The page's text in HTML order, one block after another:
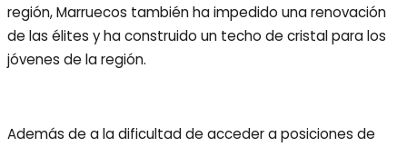
región, Marruecos también ha impedido una renovación
de las élites y ha construido un techo de cristal para los
jóvenes de la región.
Además de a la dificultad de acceder a posiciones de